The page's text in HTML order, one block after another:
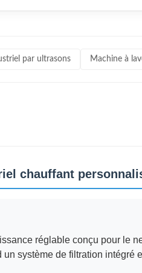
par ultrasons Machine à
chauffant
réglable conçu pour le
système de filtration intégré